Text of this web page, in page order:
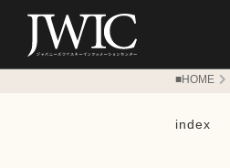
■HOME
index